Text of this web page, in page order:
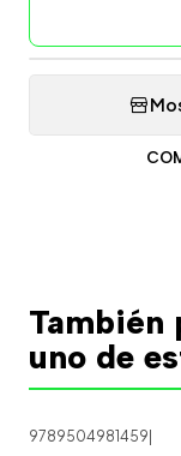
También
uno de
9789504981459